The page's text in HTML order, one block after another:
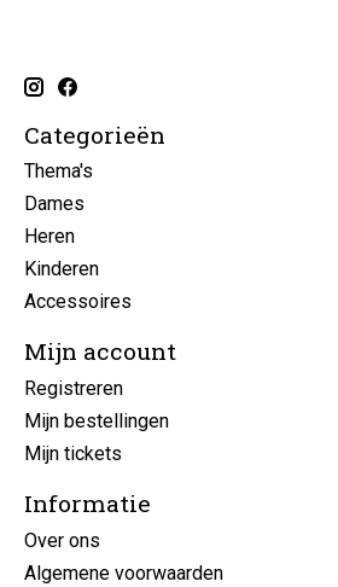
Categorieën
Thema's
Dames
Heren
Kinderen
Accessoires
Mijn account
Registreren
Mijn bestellingen
Mijn tickets
Informatie
Over ons
Algemene voorwaarden